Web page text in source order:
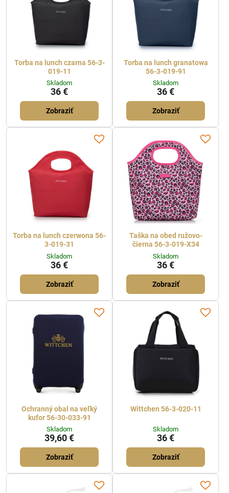
Torba na lunch czarna 56-3-
019-11
Skladom
36 €
Zobraziť
Torba na lunch granatowa
56-3-019-91
Skladom
36 €
Zobraziť
Torba na lunch czerwona 56-
3-019-31
Skladom
36 €
Zobraziť
Taška na obed ružovo-
čierna 56-3-019-X34
Skladom
36 €
Zobraziť
Ochranný obal na veľký
kufor 56-30-033-91
Skladom
39,60 €
Zobraziť
Wittchen 56-3-020-11
Skladom
36 €
Zobraziť